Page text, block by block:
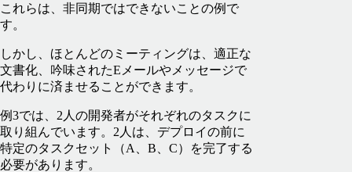
これらは、非同期ではできないことの例で
す。
しかし、ほとんどのミーティングは、適正な
文書化、吟味されたEメールやメッセージで
代わりに済ませることができます。
例3では、2人の開発者がそれぞれのタスクに
取り組んでいます。2人は、デプロイの前に
特定のタスクセット（A、B、C）を完了する
必要があります。